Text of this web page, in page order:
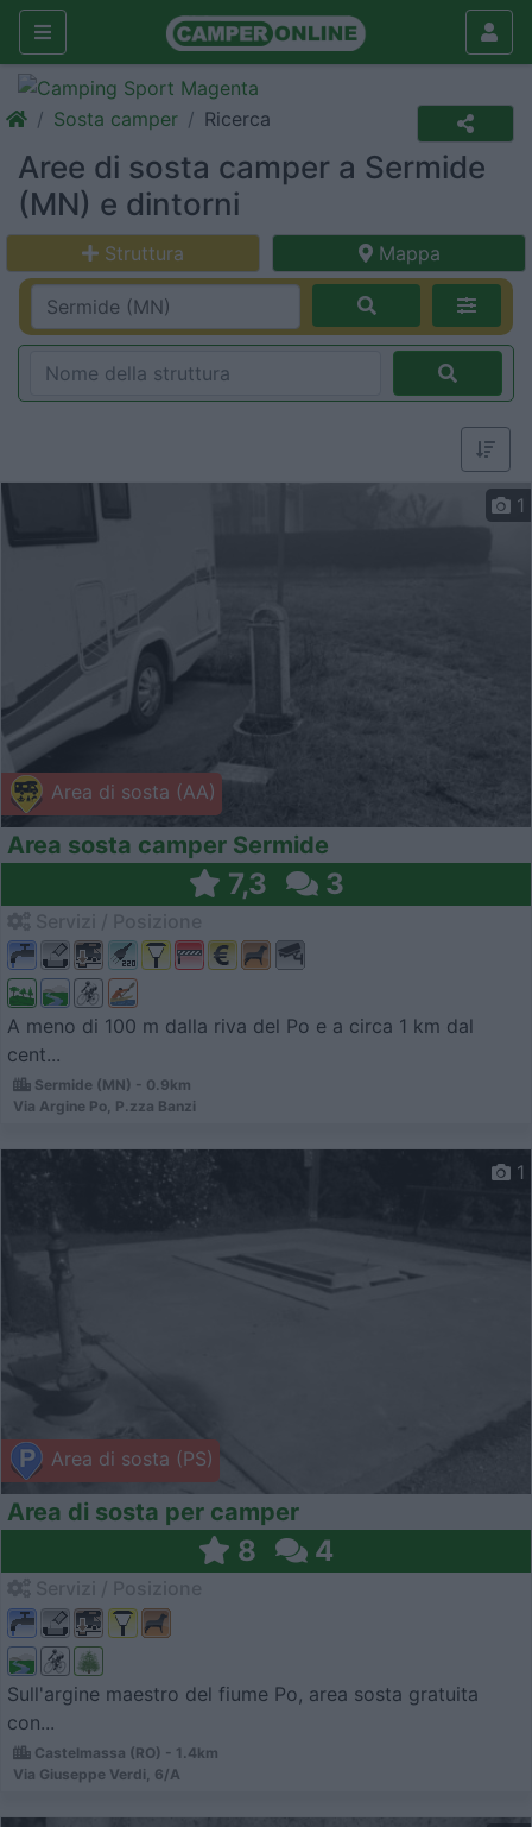
Sosta camper Ricerca
Aree di sosta camper a Sermide
(MN) e dintorni
Struttura Mappa
Area di sosta (AA)
1
Area sosta camper Sermide
7,3 3
A meno di 100 m dalla riva del Po e a circa 1 km dal
cent...
Sermide (MN) - 0.9km
Via Argine Po, P.zza Banzi
Area di sosta (PS)
1
Area di sosta per camper
8 4
Sull'argine maestro del fiume Po, area sosta gratuita
con...
Castelmassa (RO) - 1.4km
Via Giuseppe Verdi, 6/A